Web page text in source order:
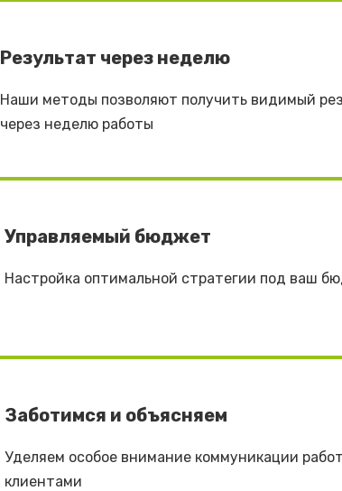
Результат через неделю
Наши методы позволяют получить видимый
через неделю работы
Управляемый бюджет
Настройка оптимальной стратегии под ваш
Заботимся и объясняем
Уделяем особое внимание коммуникации
клиентами